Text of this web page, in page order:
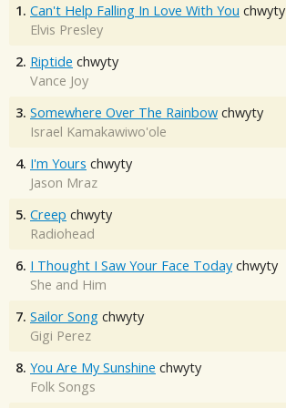
1. Can't Help Falling In Love With You chwyty
Elvis Presley
2. Riptide chwyty
Vance Joy
3. Somewhere Over The Rainbow chwyty
Israel Kamakawiwo'ole
4. I'm Yours chwyty
Jason Mraz
5. Creep chwyty
Radiohead
6. I Thought I Saw Your Face Today chwyty
She and Him
7. Sailor Song chwyty
Gigi Perez
8. You Are My Sunshine chwyty
Folk Songs